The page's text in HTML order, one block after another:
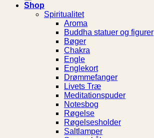
Shop
Spiritualitet
Aroma
Buddha statuer og figurer
Bøger
Chakra
Engle
Englekort
Drømmefanger
Livets Træ
Meditationspuder
Notesbog
Røgelse
Røgelsesholder
Saltlamper